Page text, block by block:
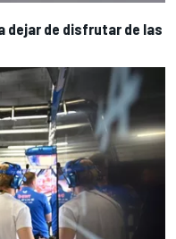
dejar de disfrutar de las